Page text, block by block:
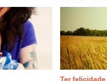
Ter felicidade